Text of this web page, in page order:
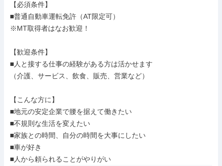
【必須条件】
■普通自動車運転免許（AT限定可）
※MT取得者はなお歓迎！
【歓迎条件】
■人と接する仕事の経験がある方は活かせます
（介護、サービス、飲食、販売、営業など）
【こんな方に】
■地元の安定企業で腰を据えて働きたい
■不規則な生活を変えたい
■家族との時間、自分の時間を大事にしたい
■車が好き
■人から頼られることがやりがい